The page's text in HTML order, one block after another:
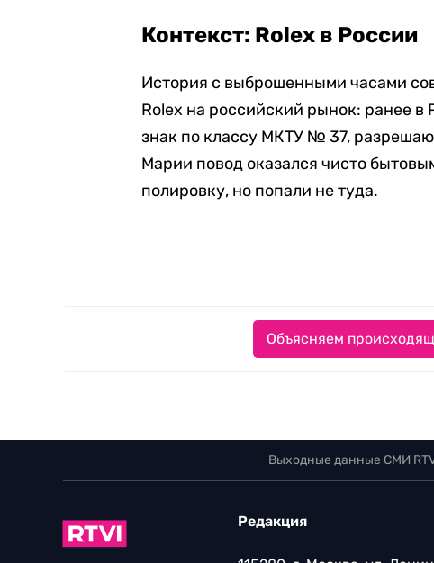
Контекст: Rolex в России
История с выброшенными часами
Rolex на российский рынок: ранее в
знак по классу МКТУ № 37,
Марии повод оказался чисто
полировку, но попали не туда.
Объясняем
Выходные данные СМИ
Редакция